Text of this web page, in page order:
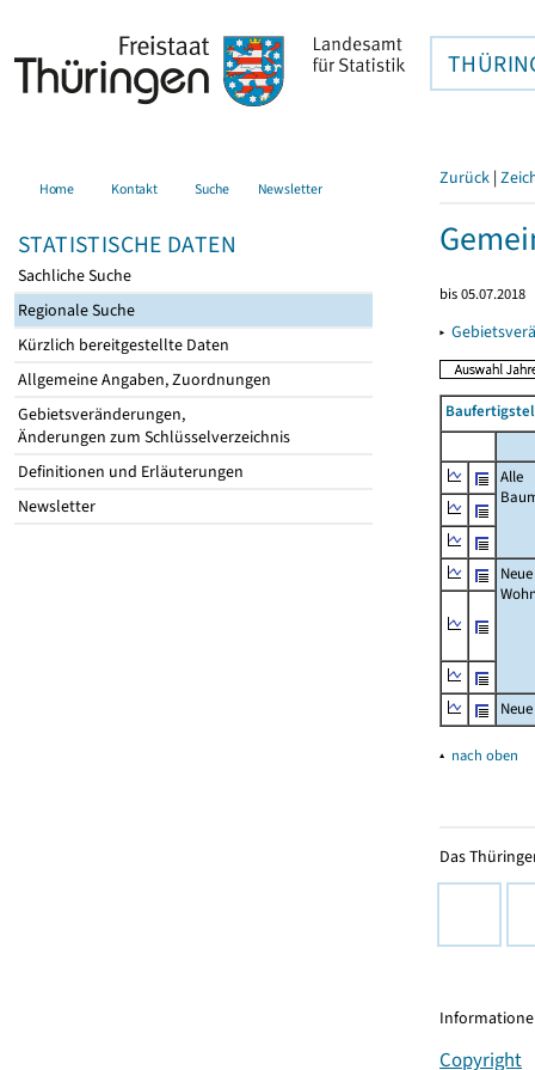
Home Kontakt Suche Newsletter
STATISTISCHE DATEN
Sachliche Suche
Regionale Suche
Kürzlich bereitgestellte Daten
Allgemeine Angaben, Zuordnungen
Gebietsveränderungen,
Änderungen zum Schlüsselverzeichnis
Definitionen und Erläuterungen
Newsletter
Zurück |
bis 05.07.2018
▸
Alle
Neue
▴ nach oben
Das
Copyright